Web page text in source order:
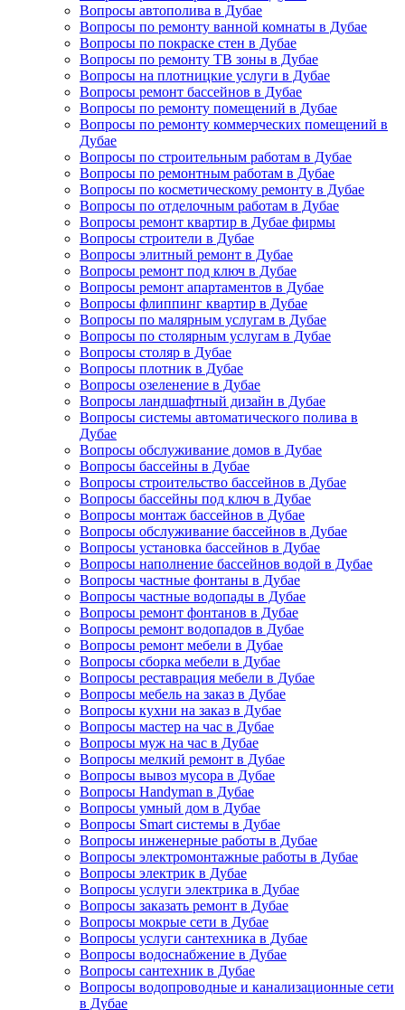
Вопросы автополива в Дубае
Вопросы по ремонту ванной комнаты в Дубае
Вопросы по покраске стен в Дубае
Вопросы по ремонту ТВ зоны в Дубае
Вопросы на плотницкие услуги в Дубае
Вопросы ремонт бассейнов в Дубае
Вопросы по ремонту помещений в Дубае
Вопросы по ремонту коммерческих помещений в
Дубае
Вопросы по строительным работам в Дубае
Вопросы по ремонтным работам в Дубае
Вопросы по косметическому ремонту в Дубае
Вопросы по отделочным работам в Дубае
Вопросы ремонт квартир в Дубае фирмы
Вопросы строители в Дубае
Вопросы элитный ремонт в Дубае
Вопросы ремонт под ключ в Дубае
Вопросы ремонт апартаментов в Дубае
Вопросы флиппинг квартир в Дубае
Вопросы по малярным услугам в Дубае
Вопросы по столярным услугам в Дубае
Вопросы столяр в Дубае
Вопросы плотник в Дубае
Вопросы озеленение в Дубае
Вопросы ландшафтный дизайн в Дубае
Вопросы системы автоматического полива в
Дубае
Вопросы обслуживание домов в Дубае
Вопросы бассейны в Дубае
Вопросы строительство бассейнов в Дубае
Вопросы бассейны под ключ в Дубае
Вопросы монтаж бассейнов в Дубае
Вопросы обслуживание бассейнов в Дубае
Вопросы установка бассейнов в Дубае
Вопросы наполнение бассейнов водой в Дубае
Вопросы частные фонтаны в Дубае
Вопросы частные водопады в Дубае
Вопросы ремонт фонтанов в Дубае
Вопросы ремонт водопадов в Дубае
Вопросы ремонт мебели в Дубае
Вопросы сборка мебели в Дубае
Вопросы реставрация мебели в Дубае
Вопросы мебель на заказ в Дубае
Вопросы кухни на заказ в Дубае
Вопросы мастер на час в Дубае
Вопросы муж на час в Дубае
Вопросы мелкий ремонт в Дубае
Вопросы вывоз мусора в Дубае
Вопросы Handyman в Дубае
Вопросы умный дом в Дубае
Вопросы Smart системы в Дубае
Вопросы инженерные работы в Дубае
Вопросы электромонтажные работы в Дубае
Вопросы электрик в Дубае
Вопросы услуги электрика в Дубае
Вопросы заказать ремонт в Дубае
Вопросы мокрые сети в Дубае
Вопросы услуги сантехника в Дубае
Вопросы водоснабжение в Дубае
Вопросы сантехник в Дубае
Вопросы водопроводные и канализационные сети
в Дубае